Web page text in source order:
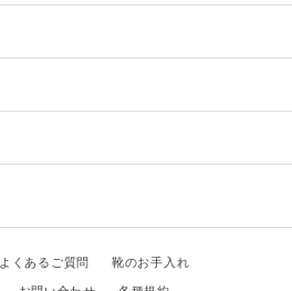
よくあるご質問
靴のお手入れ